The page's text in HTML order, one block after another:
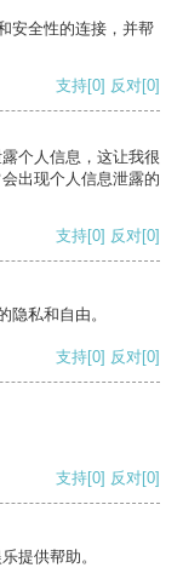
安全性的连接，并帮
支持[0] 反对[0]
个人信息，这让我很
出现个人信息泄露的
支持[0] 反对[0]
隐私和自由。
支持[0] 反对[0]
支持[0] 反对[0]
提供帮助。